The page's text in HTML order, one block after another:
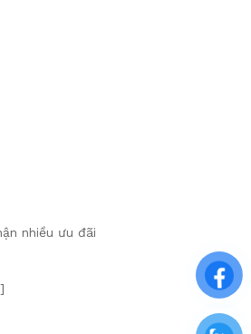
nhiều ưu đãi